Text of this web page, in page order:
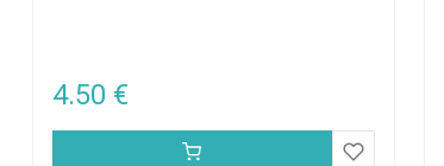
4.50 €